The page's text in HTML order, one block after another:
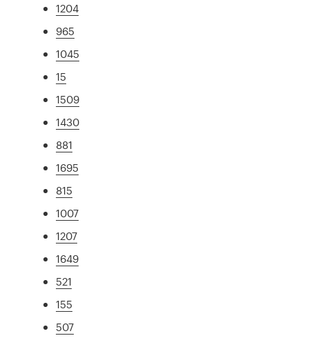
1204
965
1045
15
1509
1430
881
1695
815
1007
1207
1649
521
155
507